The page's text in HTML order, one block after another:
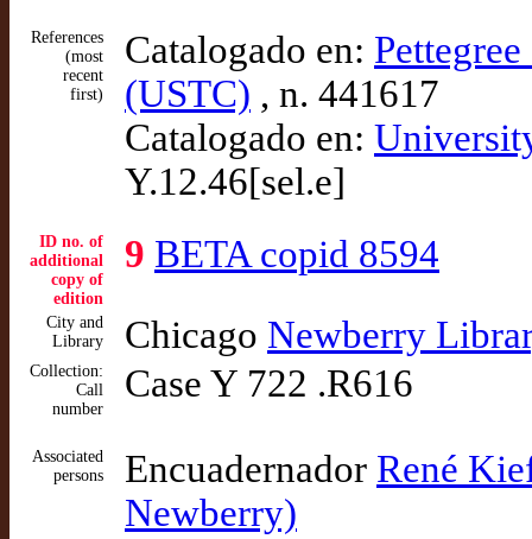
References
(most
recent
first)
Catalogado en:
(USTC) , n. 441617
Catalogado en:
Y.12.46[sel.e]
ID no. of
additional
copy of
edition
9 BETA copid 8594
City and
Library
Chicago Newberry
Collection:
Call
number
Case Y 722 .R616
Associated
persons
Encuadernador René
Newberry)